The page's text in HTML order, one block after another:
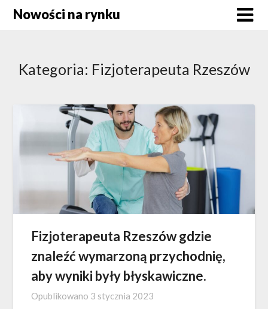
SkipNowości na rynku
Kategoria: Fizjoterapeuta Rzeszów
Fizjoterapeuta Rzeszów gdzie
znaleźć wymarzoną przychodnię,
aby wyniki były błyskawiczne.
Opublikowano 3 stycznia 2023